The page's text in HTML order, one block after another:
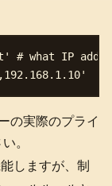
# what IP
の実際のプライ
。
しますが、制